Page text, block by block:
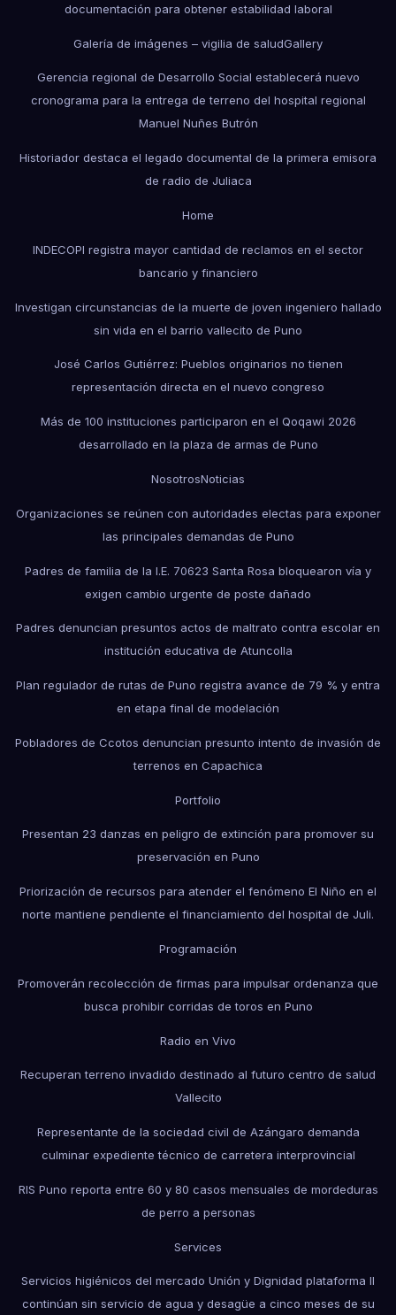
documentación para obtener estabilidad laboral
Galería de imágenes – vigilia de saludGallery
Gerencia regional de Desarrollo Social establecerá nuevo
cronograma para la entrega de terreno del hospital regional
Manuel Nuñes Butrón
Historiador destaca el legado documental de la primera emisora
de radio de Juliaca
Home
INDECOPI registra mayor cantidad de reclamos en el sector
bancario y financiero
Investigan circunstancias de la muerte de joven ingeniero hallado
sin vida en el barrio vallecito de Puno
José Carlos Gutiérrez: Pueblos originarios no tienen
representación directa en el nuevo congreso
Más de 100 instituciones participaron en el Qoqawi 2026
desarrollado en la plaza de armas de Puno
NosotrosNoticias
Organizaciones se reúnen con autoridades electas para exponer
las principales demandas de Puno
Padres de familia de la I.E. 70623 Santa Rosa bloquearon vía y
exigen cambio urgente de poste dañado
Padres denuncian presuntos actos de maltrato contra escolar en
institución educativa de Atuncolla
Plan regulador de rutas de Puno registra avance de 79 % y entra
en etapa final de modelación
Pobladores de Ccotos denuncian presunto intento de invasión de
terrenos en Capachica
Portfolio
Presentan 23 danzas en peligro de extinción para promover su
preservación en Puno
Priorización de recursos para atender el fenómeno El Niño en el
norte mantiene pendiente el financiamiento del hospital de Juli.
Programación
Promoverán recolección de firmas para impulsar ordenanza que
busca prohibir corridas de toros en Puno
Radio en Vivo
Recuperan terreno invadido destinado al futuro centro de salud
Vallecito
Representante de la sociedad civil de Azángaro demanda
culminar expediente técnico de carretera interprovincial
RIS Puno reporta entre 60 y 80 casos mensuales de mordeduras
de perro a personas
Services
Servicios higiénicos del mercado Unión y Dignidad plataforma II
continúan sin servicio de agua y desagüe a cinco meses de su